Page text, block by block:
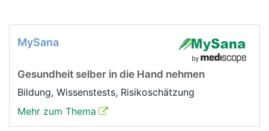
MySana
Gesundheit selber in die Hand nehmen
Bildung, Wissenstests, Risikoschätzung
Mehr zum Thema